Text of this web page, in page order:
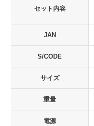
セット内容
JAN
S/CODE
サイズ
重量
電源